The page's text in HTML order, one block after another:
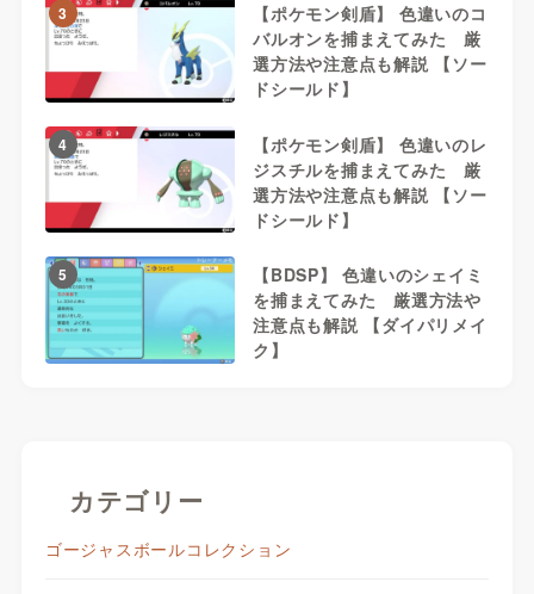
3
【ポケモン剣盾】 色違いのコ
バルオンを捕まえてみた 厳
選方法や注意点も解説 【ソー
ドシールド】
4
【ポケモン剣盾】 色違いのレ
ジスチルを捕まえてみた 厳
選方法や注意点も解説 【ソー
ドシールド】
5
【BDSP】 色違いのシェイミ
を捕まえてみた 厳選方法や
注意点も解説 【ダイパリメイ
ク】
カテゴリー
ゴージャスボールコレクション